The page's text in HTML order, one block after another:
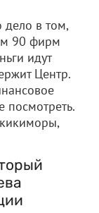
дело в том,
90 фирм
идут
Центр.
посмотреть.